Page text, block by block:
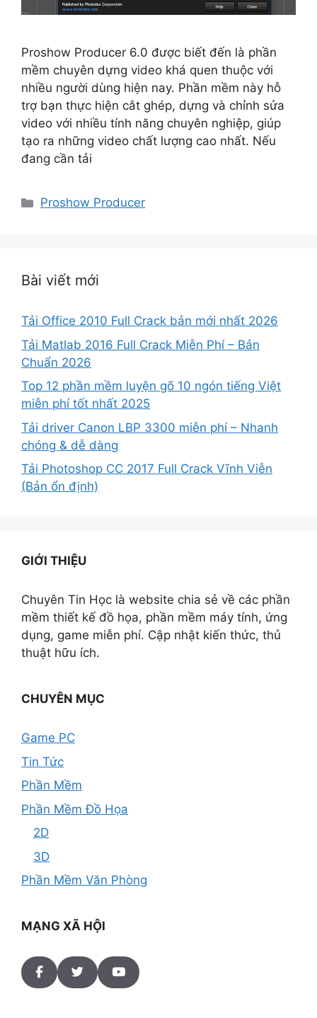
Proshow Producer 6.0 được biết đến là phần
mềm chuyên dựng video khá quen thuộc với
nhiều người dùng hiện nay. Phần mềm này hỗ
trợ bạn thực hiện cắt ghép, dựng và chỉnh sửa
video với nhiều tính năng chuyên nghiệp, giúp
tạo ra những video chất lượng cao nhất. Nếu
đang cần tải
Danh
Proshow Producer
Bài viết mới
Tải Office 2010 Full Crack bản mới nhất 2026
Tải Matlab 2016 Full Crack Miễn Phí – Bản
Chuẩn 2026
Top 12 phần mềm luyện gõ 10 ngón tiếng Việt
miễn phí tốt nhất 2025
Tải driver Canon LBP 3300 miễn phí – Nhanh
chóng & dễ dàng
Tải Photoshop CC 2017 Full Crack Vĩnh Viễn
(Bản ổn định)
GIỚI THIỆU
Chuyên Tin Học là website chia sẻ về các phần
mềm thiết kế đồ họa, phần mềm máy tính, ứng
dụng, game miễn phí. Cập nhật kiến thức, thủ
thuật hữu ích.
CHUYÊN MỤC
Game PC
Tin Tức
Phần Mềm
Phần Mềm Đồ Họa
2D
3D
Phần Mềm Văn Phòng
MẠNG XÃ HỘI